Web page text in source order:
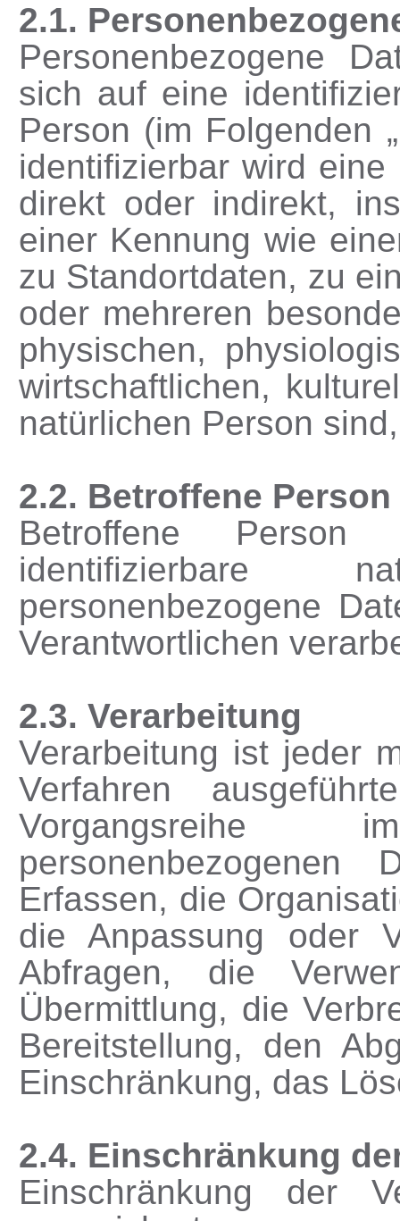
2.1.
Personenbezogene
sich auf eine
Person (im Folgenden
identifizierbar wird
direkt oder indirekt,
einer Kennung wie
zu Standortdaten, zu
oder mehreren
physischen,
wirtschaftlichen,
natürlichen Person
2.2. Betroffene Person
Betroffene
identifizierbare
personenbezogene
Verantwortlichen
2.3. Verarbeitung
Verarbeitung ist jeder
Verfahren
Vorgangsreihe
Erfassen, die
die Anpassung oder
Abfragen, die
Übermittlung, die
Bereitstellung, den
Einschränkung, das
2.4. Einschränkung
Einschränkung der